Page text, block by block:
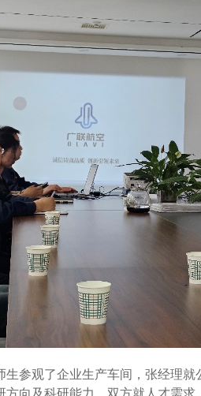
参观了企业生产车间，张经理
向及科研能力。双方就人才需求